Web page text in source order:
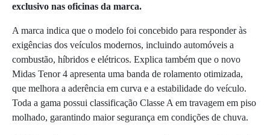
exclusivo nas oficinas da marca.
A marca indica que o modelo foi concebido para responder às
exigências dos veículos modernos, incluindo automóveis a
combustão, híbridos e elétricos. Explica também que o novo
Midas Tenor 4 apresenta uma banda de rolamento otimizada,
que melhora a aderência em curva e a estabilidade do veículo.
Toda a gama possui classificação Classe A em travagem em piso
molhado, garantindo maior segurança em condições de chuva.